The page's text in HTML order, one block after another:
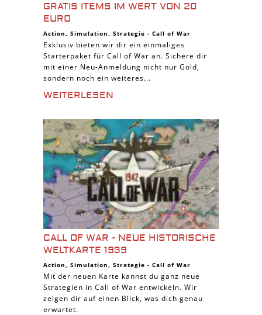
GRATIS ITEMS IM WERT VON 20
EURO
Action, Simulation, Strategie - Call of War
Exklusiv bieten wir dir ein einmaliges
Starterpaket für Call of War an. Sichere dir
mit einer Neu-Anmeldung nicht nur Gold,
sondern noch ein weiteres...
WEITERLESEN
CALL OF WAR - NEUE HISTORISCHE
WELTKARTE 1939
Action, Simulation, Strategie - Call of War
Mit der neuen Karte kannst du ganz neue
Strategien in Call of War entwickeln. Wir
zeigen dir auf einen Blick, was dich genau
erwartet.